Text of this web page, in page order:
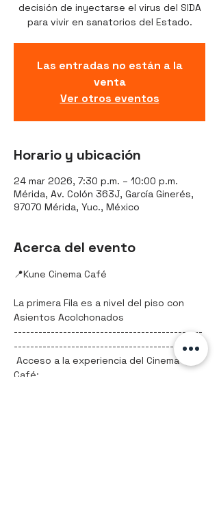
decisión de inyectarse el virus del SIDA
para vivir en sanatorios del Estado.
Las entradas no están a la
venta
Ver otros eventos
Horario y ubicación
24 mar 2026, 7:30 p.m. – 10:00 p.m.
Mérida, Av. Colón 363J, García Ginerés,
97070 Mérida, Yuc., México
Acerca del evento
📍Kune Cinema Café
La primera Fila es a nivel del piso con
Asientos Acolchonados
----------------------------------------------
-------------------------------------------
Acceso a la experiencia del Cinema
Café: